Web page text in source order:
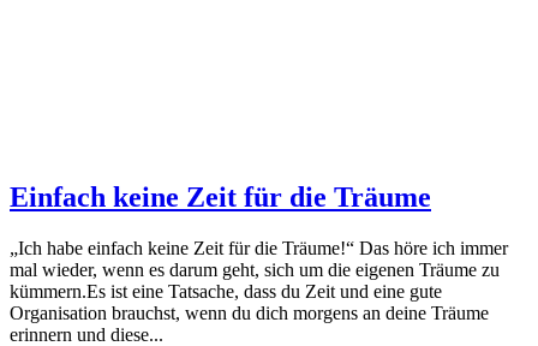
Einfach keine Zeit für die Träume
„Ich habe einfach keine Zeit für die Träume!“ Das höre ich immer
mal wieder, wenn es darum geht, sich um die eigenen Träume zu
kümmern.Es ist eine Tatsache, dass du Zeit und eine gute
Organisation brauchst, wenn du dich morgens an deine Träume
erinnern und diese...